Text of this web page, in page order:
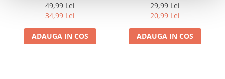
49,99 Lei
34,99 Lei
ADAUGA IN COS
29,99 Lei
20,99 Lei
ADAUGA IN COS